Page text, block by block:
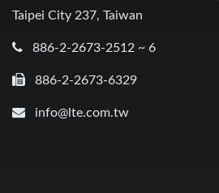
Taipei City 237, Taiwan
886-2-2673-2512 ~ 6
886-2-2673-6329
info@lte.com.tw